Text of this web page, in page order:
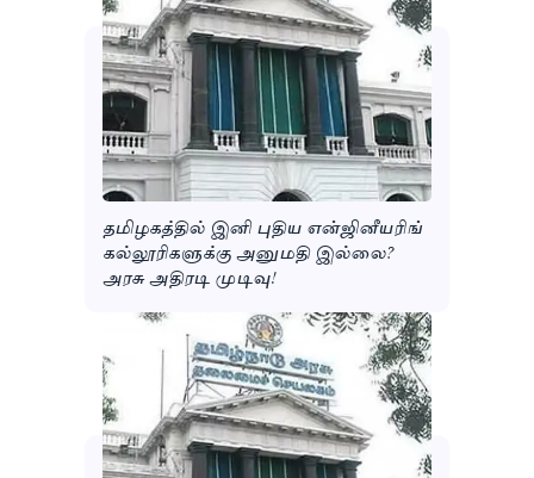
தமிழகத்தில் இனி புதிய என்ஜினீயரிங்
கல்லூரிகளுக்கு அனுமதி இல்லை?
அரசு அதிரடி முடிவு!